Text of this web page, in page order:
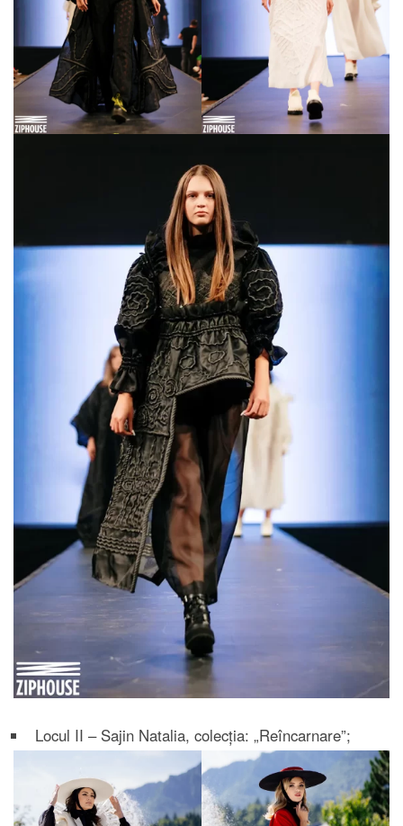
Locul II – Sajin Natalia, colecția: „Reîncarnare”;